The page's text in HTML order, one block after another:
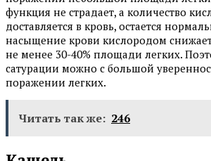
функция не страдает, а количество
доставляется в кровь, остается
насыщение крови кислородом
не менее 30-40% площади легких.
сатурации можно с большой
поражении легких.
Читать так же: 246